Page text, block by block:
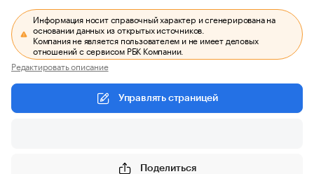
Информация носит справочный характер и сгенерирована на
основании данных из открытых источников.
Компания не является пользователем и не имеет деловых
отношений с сервисом РБК Компании.
Редактировать описание
Управлять страницей
Поделиться